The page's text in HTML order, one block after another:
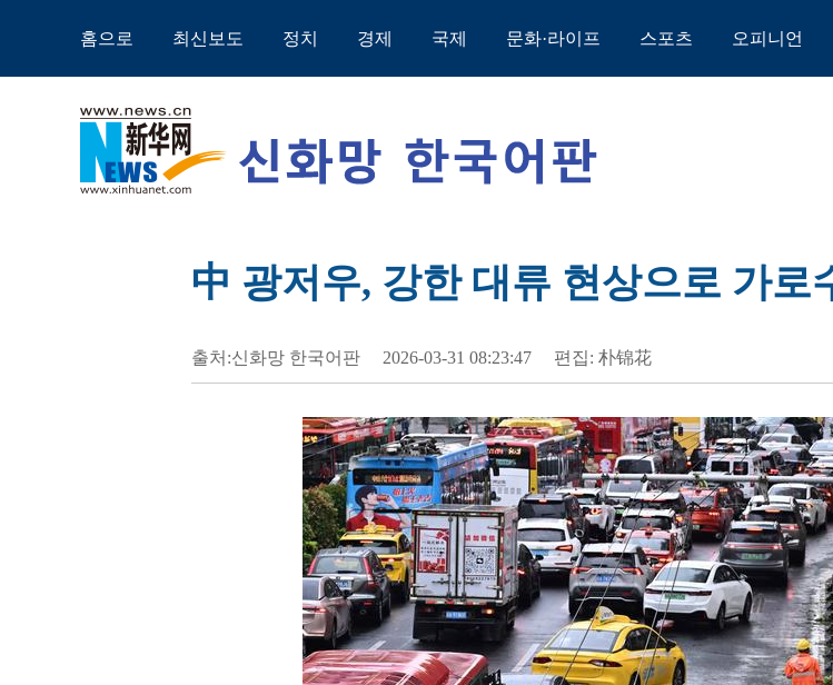
홈으로 최신보도 정치 경제 국제 문화·라이프 스포츠 오피니언
中 광저우, 강한 대류 현상으로 가로
출처:신화망 한국어판 2026-03-31 08:23:47 편집: 朴锦花